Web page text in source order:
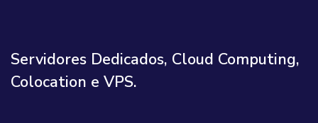
Servidores Dedicados, Cloud Computing,
Colocation e VPS.